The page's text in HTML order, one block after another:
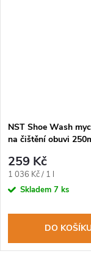
NST Shoe Wash
na čištění obuvi
259 Kč
Měrná
cena:
1 036 Kč / 1 l
Skladem 7 ks
DO